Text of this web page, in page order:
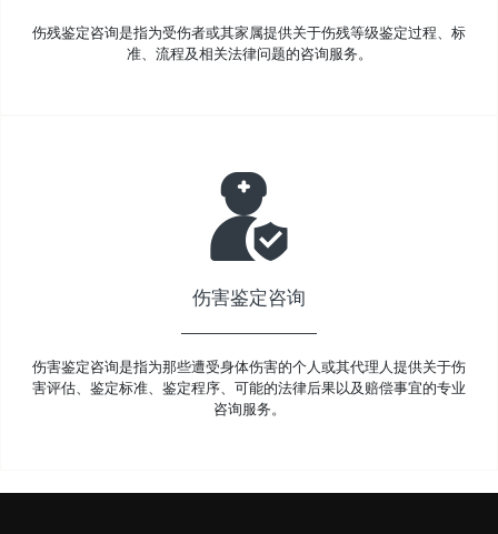
伤残鉴定咨询是指为受伤者或其家属提供关于伤残等级鉴定过程、标
准、流程及相关法律问题的咨询服务。
伤害鉴定咨询
伤害鉴定咨询是指为那些遭受身体伤害的个人或其代理人提供关于伤
害评估、鉴定标准、鉴定程序、可能的法律后果以及赔偿事宜的专业
咨询服务。